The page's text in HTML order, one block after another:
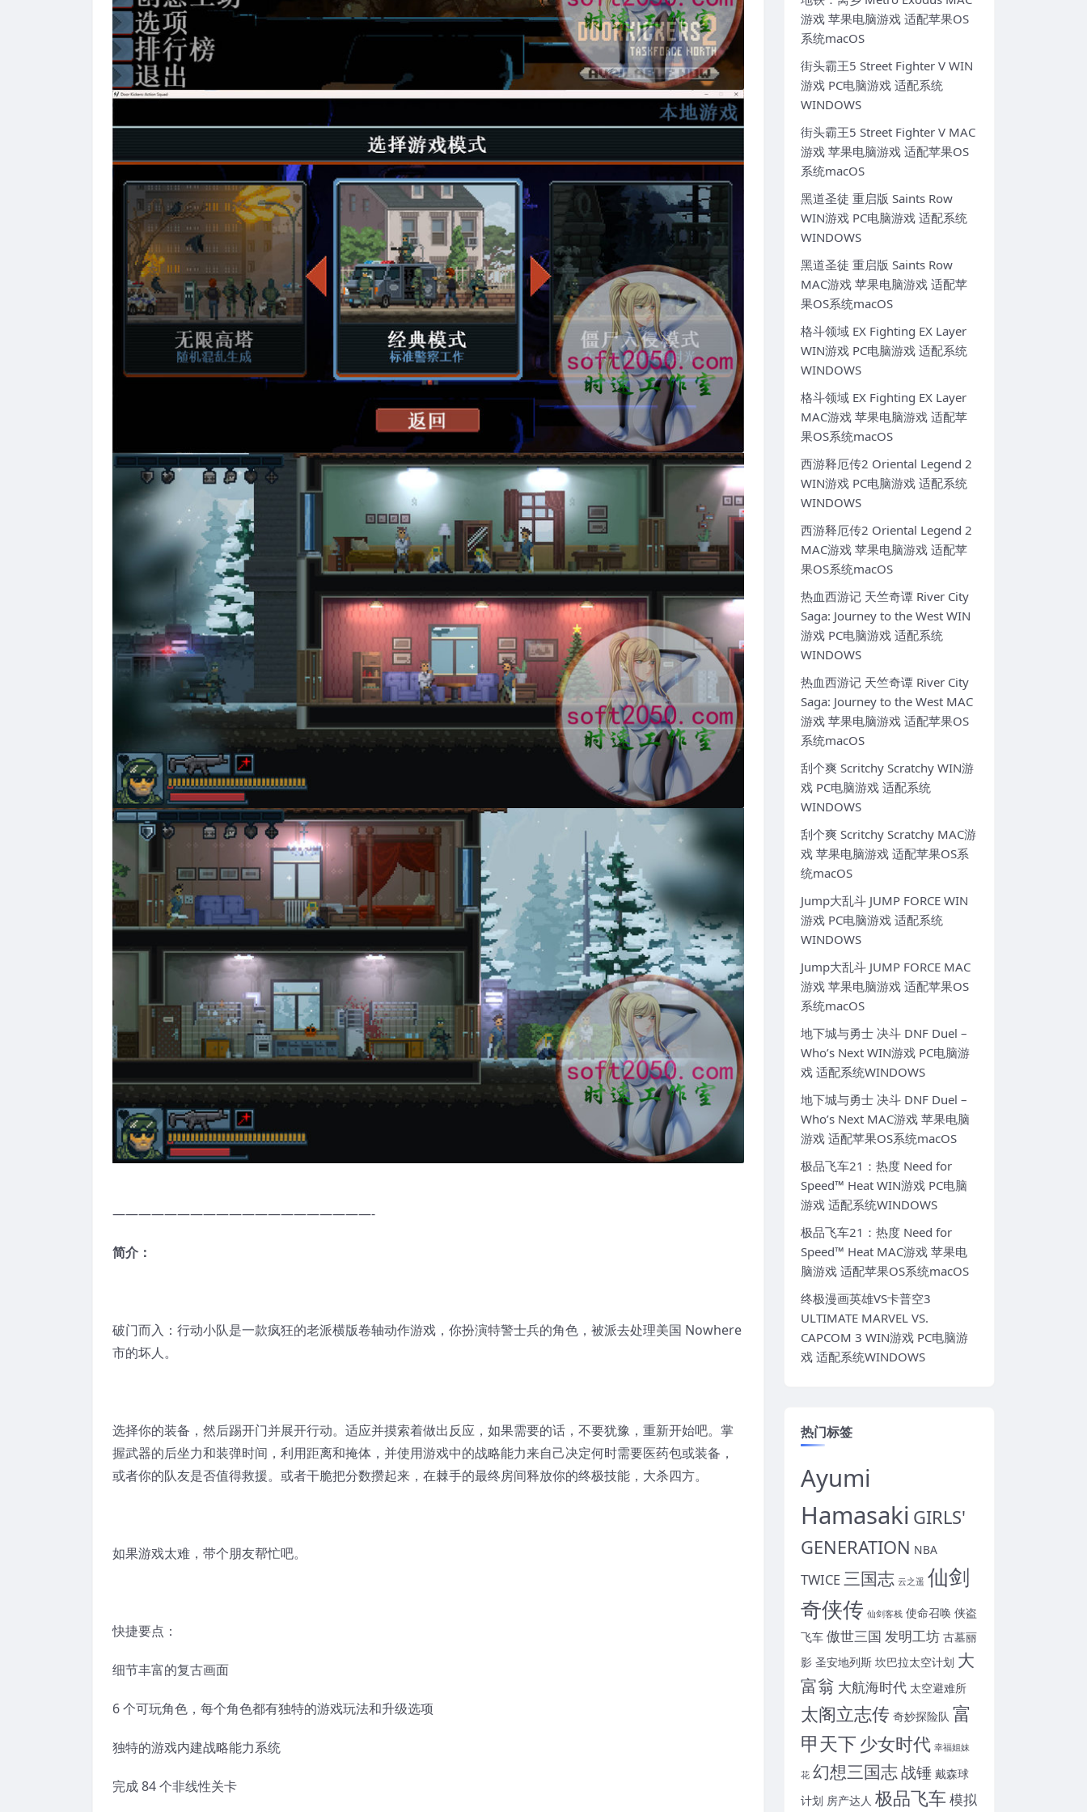
————————————————————-
简介：
破门而入：行动小队是一款疯狂的老派横版卷轴动作游戏，你扮演特警士兵的角色，被派去处理美国 Nowhere
市的坏人。
选择你的装备，然后踢开门并展开行动。适应并摸索着做出反应，如果需要的话，不要犹豫，重新开始吧。掌
握武器的后坐力和装弹时间，利用距离和掩体，并使用游戏中的战略能力来自己决定何时需要医药包或装备，
或者你的队友是否值得救援。或者干脆把分数攒起来，在棘手的最终房间释放你的终极技能，大杀四方。
如果游戏太难，带个朋友帮忙吧。
快捷要点：
细节丰富的复古画面
6 个可玩角色，每个角色都有独特的游戏玩法和升级选项
独特的游戏内建战略能力系统
完成 84 个非线性关卡
游戏 苹果电脑游戏 适配苹果OS
系统macOS
街头霸王5 Street Fighter V WIN
游戏 PC电脑游戏 适配系统
WINDOWS
街头霸王5 Street Fighter V MAC
游戏 苹果电脑游戏 适配苹果OS
系统macOS
黑道圣徒 重启版 Saints Row
WIN游戏 PC电脑游戏 适配系统
WINDOWS
黑道圣徒 重启版 Saints Row
MAC游戏 苹果电脑游戏 适配苹
果OS系统macOS
格斗领域 EX Fighting EX Layer
WIN游戏 PC电脑游戏 适配系统
WINDOWS
格斗领域 EX Fighting EX Layer
MAC游戏 苹果电脑游戏 适配苹
果OS系统macOS
西游释厄传2 Oriental Legend 2
WIN游戏 PC电脑游戏 适配系统
WINDOWS
西游释厄传2 Oriental Legend 2
MAC游戏 苹果电脑游戏 适配苹
果OS系统macOS
热血西游记 天竺奇谭 River City
Saga: Journey to the West WIN
游戏 PC电脑游戏 适配系统
WINDOWS
热血西游记 天竺奇谭 River City
Saga: Journey to the West MAC
游戏 苹果电脑游戏 适配苹果OS
系统macOS
刮个爽 Scritchy Scratchy WIN游
戏 PC电脑游戏 适配系统
WINDOWS
刮个爽 Scritchy Scratchy MAC游
戏 苹果电脑游戏 适配苹果OS系
统macOS
Jump大乱斗 JUMP FORCE WIN
游戏 PC电脑游戏 适配系统
WINDOWS
Jump大乱斗 JUMP FORCE MAC
游戏 苹果电脑游戏 适配苹果OS
系统macOS
地下城与勇士 决斗 DNF Duel –
Who’s Next WIN游戏 PC电脑游
戏 适配系统WINDOWS
地下城与勇士 决斗 DNF Duel –
Who’s Next MAC游戏 苹果电脑
游戏 适配苹果OS系统macOS
极品飞车21：热度 Need for
Speed™ Heat WIN游戏 PC电脑
游戏 适配系统WINDOWS
极品飞车21：热度 Need for
Speed™ Heat MAC游戏 苹果电
脑游戏 适配苹果OS系统macOS
终极漫画英雄VS卡普空3
ULTIMATE MARVEL VS.
CAPCOM 3 WIN游戏 PC电脑游
戏 适配系统WINDOWS
热门标签
Ayumi
Hamasaki GIRLS'
GENERATION NBA
TWICE三国志 云之遥 仙剑
奇侠传 仙剑客栈 使命召唤 侠盗
飞车 傲世三国 发明工坊 古墓丽
影 圣安地列斯 坎巴拉太空计划 大
富翁 大航海时代 太空避难所
太阁立志传 奇妙探险队 富
甲天下 少女时代 幸福姐妹
花 幻想三国志战锤 戴森球
计划 房产达人 极品飞车 模拟